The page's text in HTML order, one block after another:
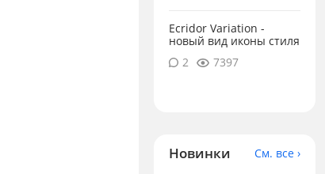
Ecridor Variation -
новый вид иконы стиля
2
7397
Новинки
См. все ›